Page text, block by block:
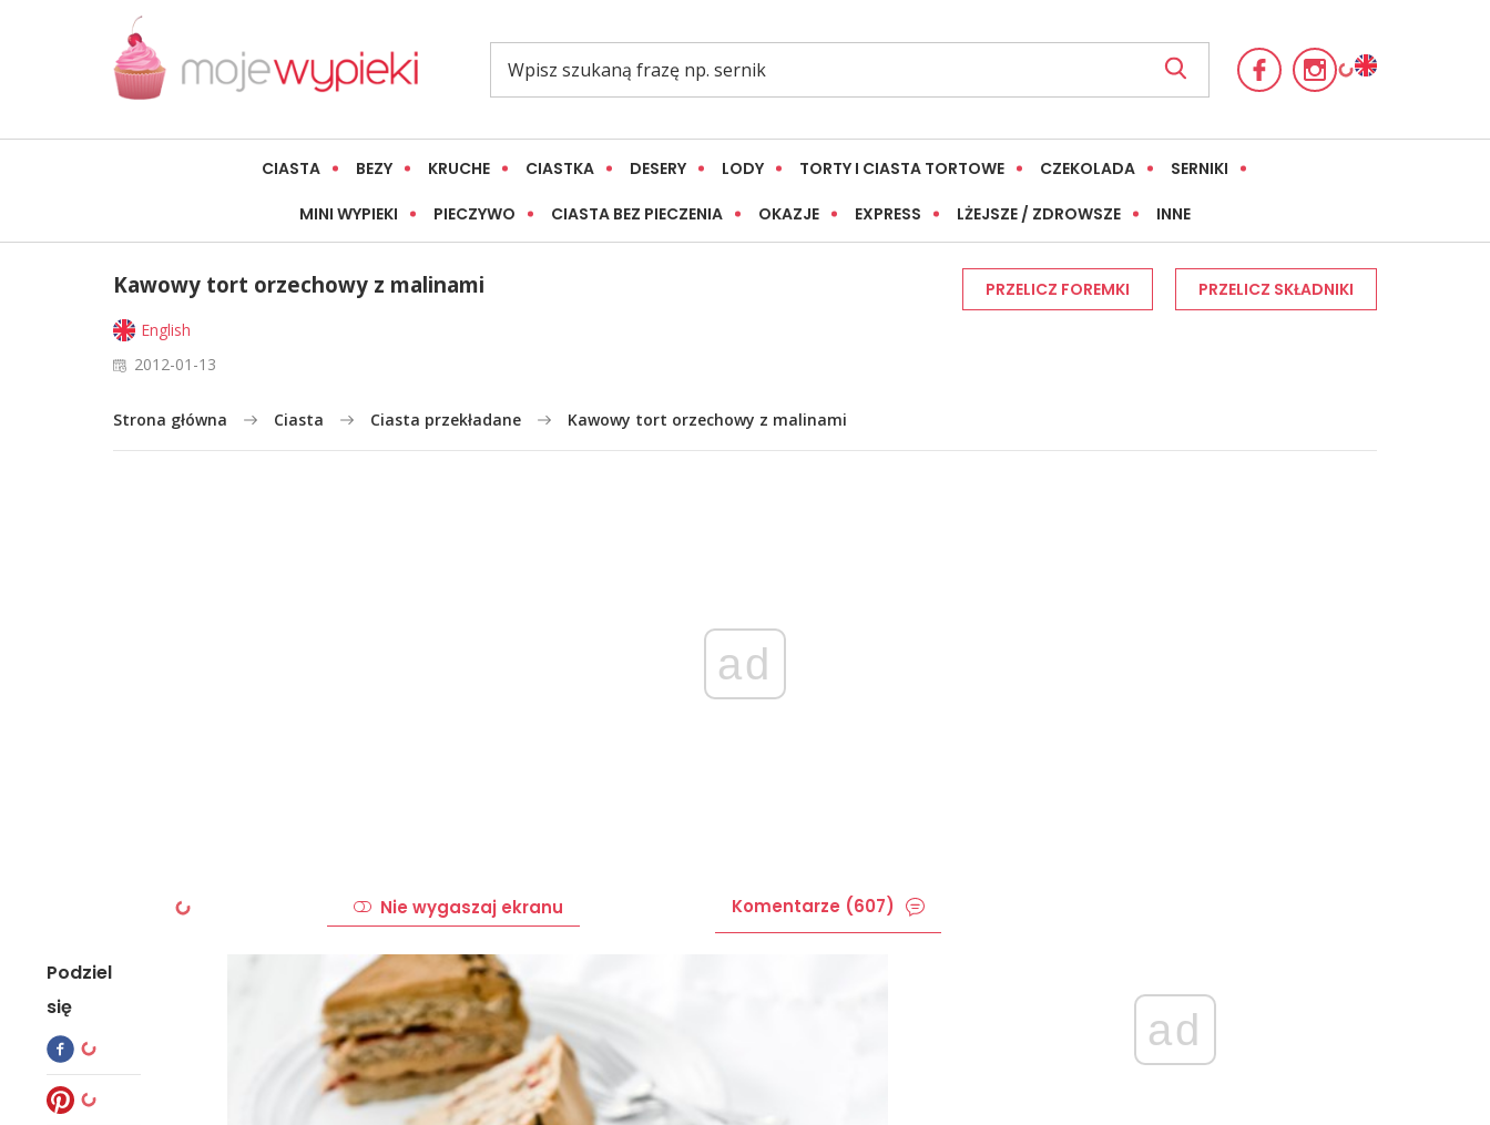
CIASTA BEZY KRUCHE CIASTKA DESERY LODY TORTY I CIASTA TORTOWE CZEKOLADA SERNIKI
MINI WYPIEKI PIECZYWO CIASTA BEZ PIECZENIA OKAZJE EXPRESS LŻEJSZE / ZDROWSZE INNE
Kawowy tort orzechowy z malinami
English
2012-01-13
PRZELICZ FOREMKI PRZELICZ SKŁADNIKI
Strona główna Ciasta Ciasta przekładane Kawowy tort orzechowy z malinami
ad
Podziel
się
Nie wygaszaj ekranu Komentarze (607)
ad